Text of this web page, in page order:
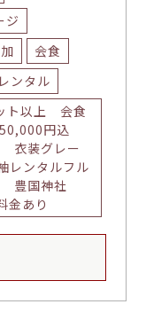
ジ
会食
ンタル
ト以上 会食
円込
衣装グレー
レンタルフル
豊国神社
あり